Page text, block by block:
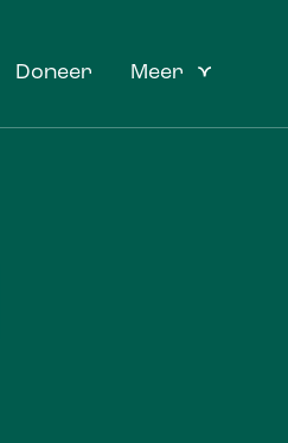
Doneer Meer